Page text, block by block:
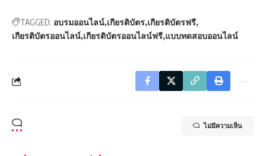
TAGGED: อบรมออนไลน์ เกียรติบัตร เกียรติบัตรฟรี
เกียรติบัตรออนไลน์ เกียรติบัตรออนไลน์ฟรี แบบทดสอบออนไลน์
ไม่มีความเห็น